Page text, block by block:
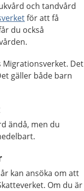
och tandvård
för att få
du också
Det
gäller både barn
ändå, men du
kan ansöka om att
Om du är